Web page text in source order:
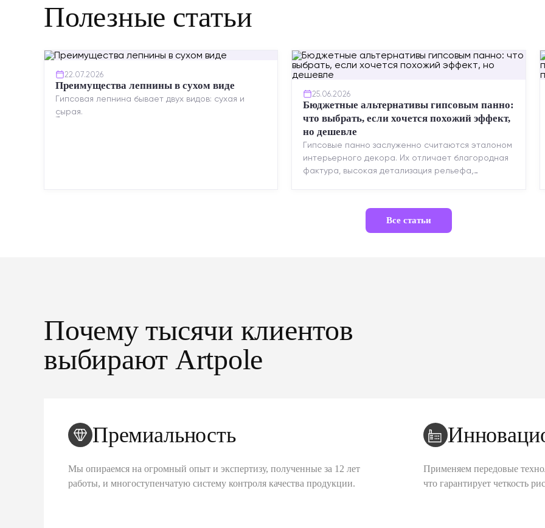
Полезные статьи
22.07.2026
Преимущества лепнины в сухом виде
Гипсовая лепнина бывает двух видов: сухая и
сырая.
25.06.2026
Бюджетные альтернативы гипсовым панно:
что выбрать, если хочется похожий эффект,
но дешевле
Гипсовые панно заслуженно считаются эталоном
интерьерного декора. Их отличает благородная
фактура, высокая детализация рельефа,
Все статьи
Почему тысячи клиентов
выбирают Artpole
Премиальность
Мы опираемся на огромный опыт и экспертизу, полученные за 12 лет
работы, и многоступенчатую систему контроля качества продукции.
Применяем передовые
что гарантирует четкость